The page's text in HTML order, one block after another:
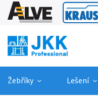
Žebříky Lešení